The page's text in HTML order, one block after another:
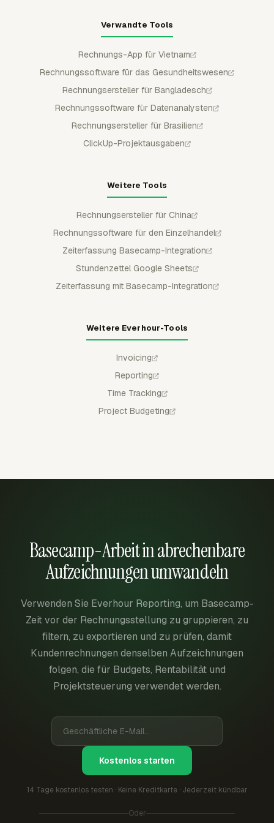
Verwandte Tools
Rechnungs-App für Vietnam
Rechnungssoftware für das Gesundheitswesen
Rechnungsersteller für Bangladesch
Rechnungssoftware für Datenanalysten
Rechnungsersteller für Brasilien
ClickUp-Projektausgaben
Weitere Tools
Rechnungsersteller für China
Rechnungssoftware für den Einzelhandel
Zeiterfassung Basecamp-Integration
Stundenzettel Google Sheets
Zeiterfassung mit Basecamp-Integration
Weitere Everhour-Tools
Invoicing
Reporting
Time Tracking
Project Budgeting
Basecamp-Arbeit in abrechenbare
Aufzeichnungen umwandeln
Verwenden Sie Everhour Reporting, um Basecamp-
Zeit vor der Rechnungsstellung zu gruppieren, zu
filtern, zu exportieren und zu prüfen, damit
Kundenrechnungen denselben Aufzeichnungen
folgen, die für Budgets, Rentabilität und
Projektsteuerung verwendet werden.
Kostenlos starten
14 Tage kostenlos testen · Keine Kreditkarte · Jederzeit kündbar
Oder